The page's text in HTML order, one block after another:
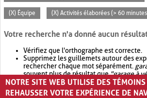
(X) Équipe (X) Activités élaborées (> 60
Votre recherche n'a donné aucun
Vérifiez que l'orthographe est correcte.
Supprimez les guillemets autour des
rechercher chaque mot séparément.
souvent plus de résultat que"garage à
Envisagez d'élargir votre recherche avec
retournera souvent plus de résultat que
NOTRE SITE WEB UTILISE DES
REHAUSSER VOTRE EXPÉRIENCE DE